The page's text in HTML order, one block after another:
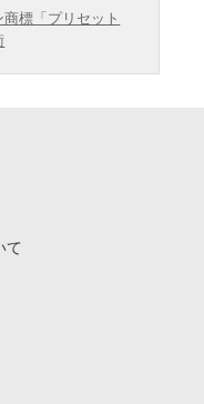
標「プリセット
て